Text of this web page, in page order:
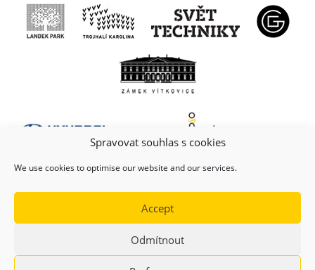
Spravovat souhlas s cookies
We use cookies to optimise our website and our services.
Accept
Odmítnout
(c) Copyright 2026, Dolní oblast VÍTKOVICE, z.s.